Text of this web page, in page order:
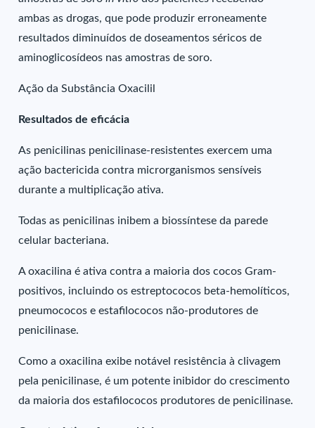
ambas as drogas, que pode produzir erroneamente
resultados diminuídos de doseamentos séricos de
aminoglicosídeos nas amostras de soro.
Ação da Substância Oxacilil
Resultados de eficácia
As penicilinas penicilinase-resistentes exercem uma
ação bactericida contra microrganismos sensíveis
durante a multiplicação ativa.
Todas as penicilinas inibem a biossíntese da parede
celular bacteriana.
A oxacilina é ativa contra a maioria dos cocos Gram-
positivos, incluindo os estreptococos beta-hemolíticos,
pneumococos e estafilococos não-produtores de
penicilinase.
Como a oxacilina exibe notável resistência à clivagem
pela penicilinase, é um potente inibidor do crescimento
da maioria dos estafilococos produtores de penicilinase.